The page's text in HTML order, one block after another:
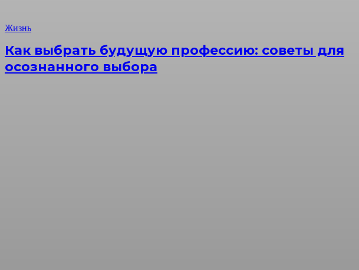
Жизнь
Как выбрать будущую профессию: советы для
осознанного выбора